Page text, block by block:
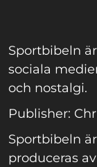
Sportbibeln
sociala
och nostalgi.
Publisher:
Sportbibeln
produceras